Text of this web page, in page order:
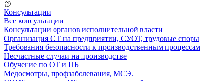
Консультации
Все консультации
Консультации органов исполнительной власти
Организация ОТ на предприятии, СУОТ, трудовые споры
Требования безопасности к производственным процессам
Несчастные случаи на производстве
Обучение по ОТ и ПБ
Медосмотры, профзаболевания, МСЭ.